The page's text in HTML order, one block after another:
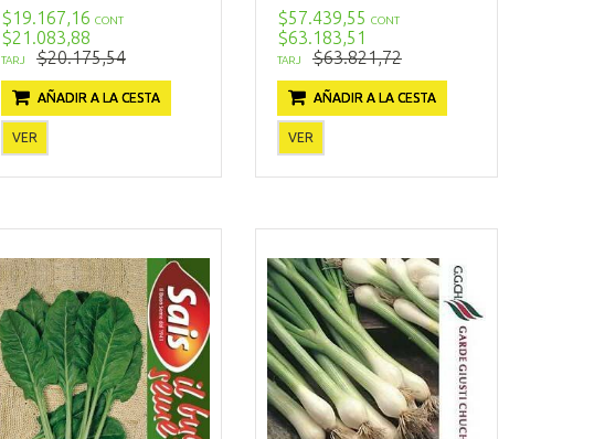
$19.167,16 CONT
$21.083,88
TARJ $20.175,54
AÑADIR A LA CESTA
VER
$57.439,55 CONT
$63.183,51
TARJ $63.821,72
AÑADIR A LA CESTA
VER